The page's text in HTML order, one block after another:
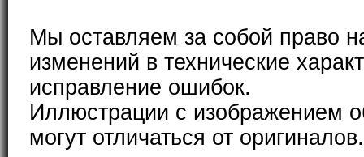
Мы оставляем за собой право
изменений в технические
исправление ошибок.
Иллюстрации с изображением
могут отличаться от оригиналов.